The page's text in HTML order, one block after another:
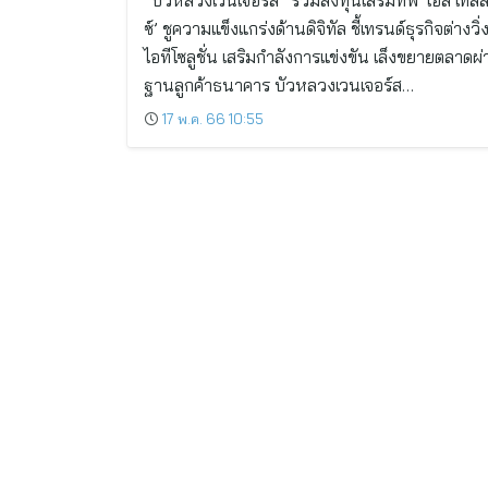
ซ์’ ชูความแข็งแกร่งด้านดิจิทัล ชี้เทรนด์ธุรกิจต่างวิ่
ไอทีโซลูชั่น เสริมกำลังการแข่งขัน เล็งขยายตลาดผ่
ฐานลูกค้าธนาคาร บัวหลวงเวนเจอร์ส…
17 พ.ค. 66 10:55